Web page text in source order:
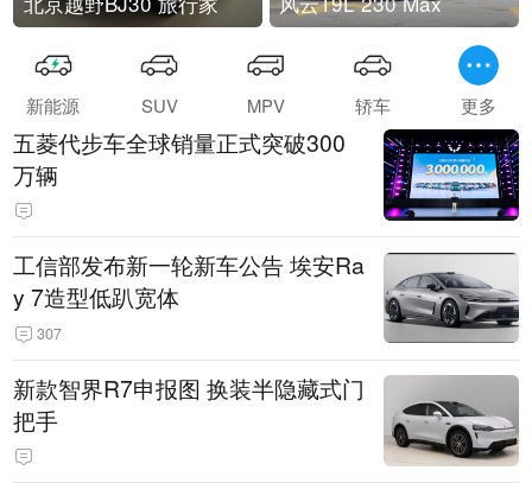
新能源 SUV MPV 轿车 更多
五菱代步车全球销量正式突破300
万辆
工信部发布新一轮新车公告 埃安Ra
y 7造型低趴宽体
307
新款智界R7申报图 换装半隐藏式门
把手